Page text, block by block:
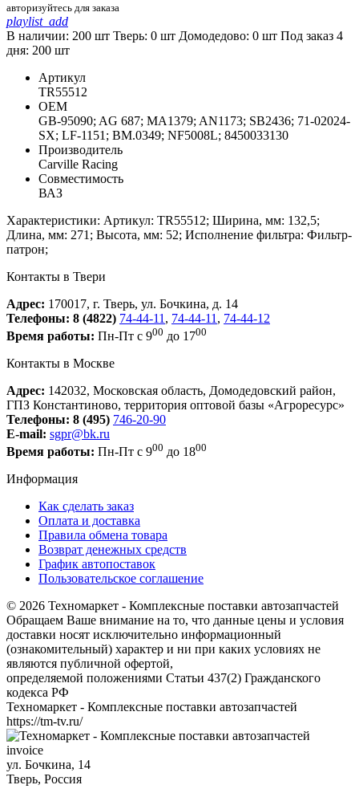
авторизуйтесь для заказа
playlist_add
В наличии: 200 шт Тверь: 0 шт Домодедово: 0 шт Под заказ 4
дня: 200 шт
Артикул
TR55512
ОЕМ
GB-95090; AG 687; MA1379; AN1173; SB2436; 71-02024-
SX; LF-1151; BM.0349; NF5008L; 8450033130
Производитель
Carville Racing
Совместимость
ВАЗ
Характеристики: Артикул: TR55512; Ширина, мм: 132,5;
Длина, мм: 271; Высота, мм: 52; Исполнение фильтра: Фильтр-
патрон;
Контакты в Твери
Адрес: 170017, г. Тверь, ул. Бочкина, д. 14
Телефоны: 8 (4822) 74-44-11 , 74-44-11 , 74-44-12
Время работы: Пн-Пт с 900 до 1700
Контакты в Москве
Адрес: 142032, Московская область, Домодедовский район,
ГПЗ Константиново, территория оптовой базы «Агроресурс»
Телефоны: 8 (495) 746-20-90
E-mail: sgpr@bk.ru
Время работы: Пн-Пт с 900 до 1800
Информация
Как сделать заказ
Оплата и доставка
Правила обмена товара
Возврат денежных средств
График автопоставок
Пользовательское соглашение
© 2026 Техномаркет - Комплексные поставки автозапчастей
Обращаем Ваше внимание на то, что данные цены и условия
доставки носят исключительно информационный
(ознакомительный) характер и ни при каких условиях не
являются публичной офертой,
определяемой положениями Статьи 437(2) Гражданского
кодекса РФ
Техномаркет - Комплексные поставки автозапчастей
https://tm-tv.ru/
invoice
ул. Бочкина, 14
Тверь, Россия